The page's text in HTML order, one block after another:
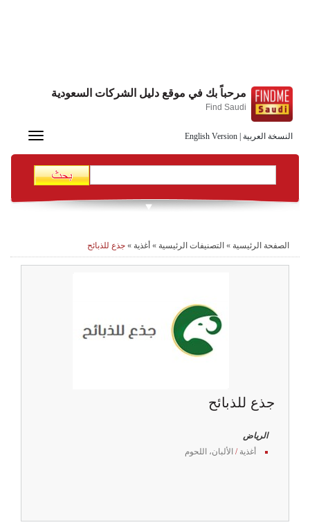
النسخة العربية English Version
مرحباً بك في موقع دليل الشركات السعودية
Find Saudi
Toggle
الصفحة الرئيسية » التصنيفات الرئيسية » أغذية » جذع للذبائح
جذع للذبائح
الرياض
أغذية / الألبان، اللحوم